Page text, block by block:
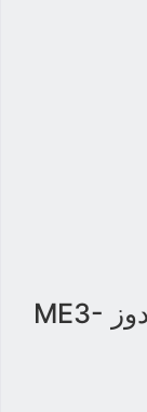
دوزینگ پمپ سلونوئیدی میکرودوز ME3-